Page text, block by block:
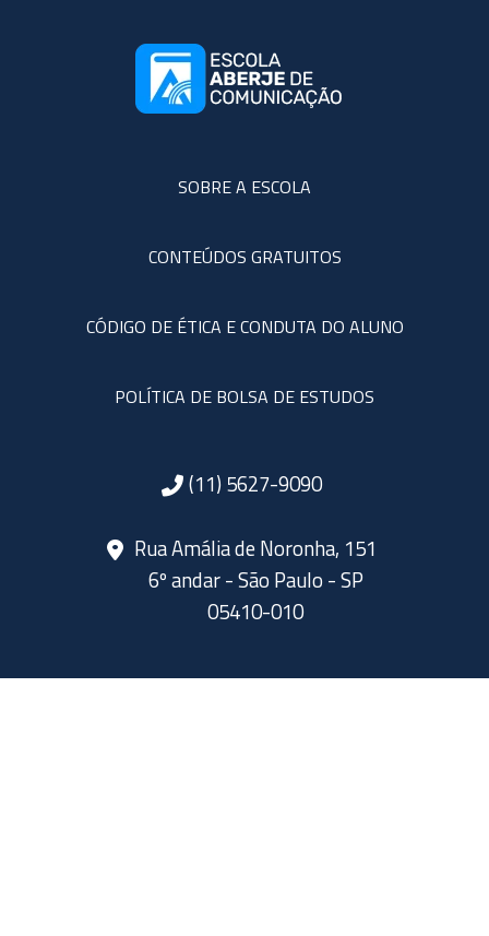
SOBRE A ESCOLA
CONTEÚDOS GRATUITOS
CÓDIGO DE ÉTICA E CONDUTA DO ALUNO
POLÍTICA DE BOLSA DE ESTUDOS
(11) 5627-9090
Rua Amália de Noronha, 151
6º andar - São Paulo - SP
05410-010